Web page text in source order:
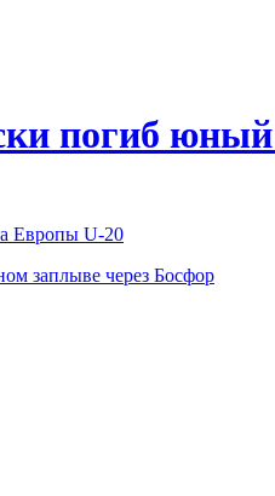
погиб
Европы U-20
заплыве через Босфор